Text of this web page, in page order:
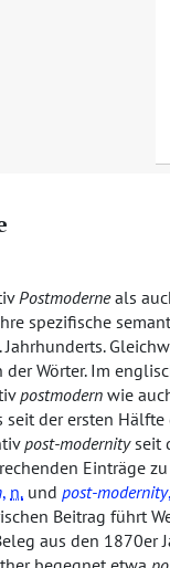
Postmoderneals
spezifische
Wörter. Im
postmodern wie
seit der ersten Hälfte
post-modernityseit
Einträge zu
, n. und post-modernity,
Beitrag führt
aus den 1870er